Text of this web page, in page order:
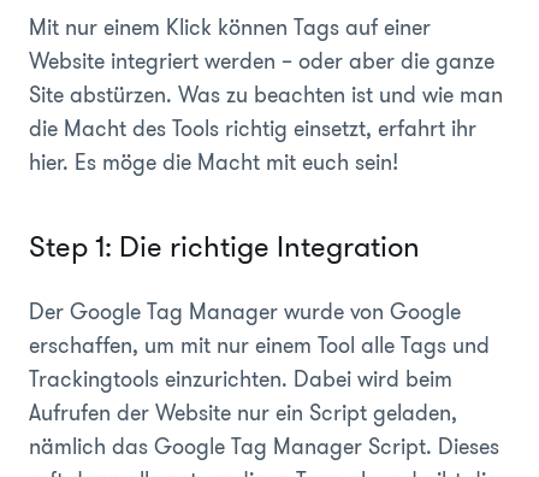
Mit nur einem Klick können Tags auf einer
Website integriert werden – oder aber die ganze
Site abstürzen. Was zu beachten ist und wie man
die Macht des Tools richtig einsetzt, erfahrt ihr
hier. Es möge die Macht mit euch sein!
Step 1: Die richtige Integration
Der Google Tag Manager wurde von Google
erschaffen, um mit nur einem Tool alle Tags und
Trackingtools einzurichten. Dabei wird beim
Aufrufen der Website nur ein Script geladen,
nämlich das Google Tag Manager Script. Dieses